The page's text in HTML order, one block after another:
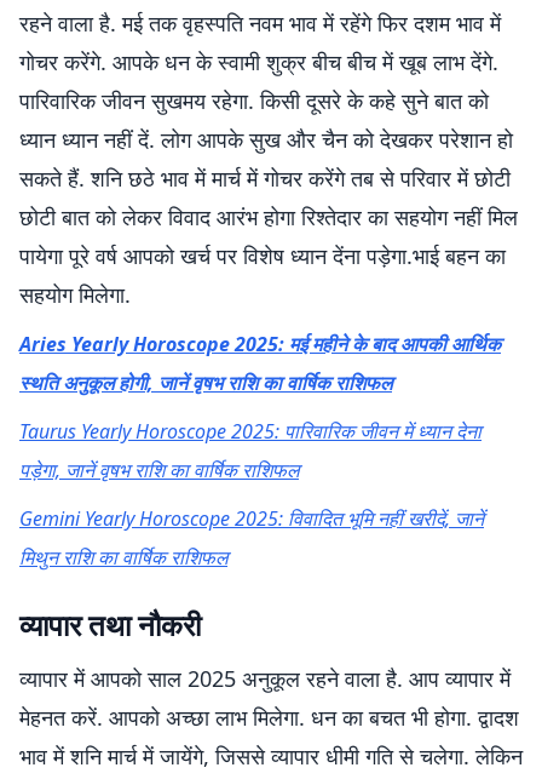
रहने वाला है. मई तक वृहस्पति नवम भाव में रहेंगे फिर दशम भाव में
गोचर करेंगे. आपके धन के स्वामी शुक्र बीच बीच में खूब लाभ देंगे.
पारिवारिक जीवन सुखमय रहेगा. किसी दूसरे के कहे सुने बात को
ध्यान ध्यान नहीं दें. लोग आपके सुख और चैन को देखकर परेशान हो
सकते हैं. शनि छठे भाव में मार्च में गोचर करेंगे तब से परिवार में छोटी
छोटी बात को लेकर विवाद आरंभ होगा रिश्तेदार का सहयोग नहीं मिल
पायेगा पूरे वर्ष आपको खर्च पर विशेष ध्यान देंना पड़ेगा.भाई बहन का
सहयोग मिलेगा.
Aries Yearly Horoscope 2025: मई महीने के बाद आपकी आर्थिक
स्थति अनुकूल होगी, जानें वृषभ राशि का वार्षिक राशिफल
Taurus Yearly Horoscope 2025: पारिवारिक जीवन में ध्यान देना
पड़ेगा, जानें वृषभ राशि का वार्षिक राशिफल
Gemini Yearly Horoscope 2025: विवादित भूमि नहीं खरीदें, जानें
मिथुन राशि का वार्षिक राशिफल
व्यापार तथा नौकरी
व्यापार में आपको साल 2025 अनुकूल रहने वाला है. आप व्यापार में
मेहनत करें. आपको अच्छा लाभ मिलेगा. धन का बचत भी होगा. द्वादश
भाव में शनि मार्च में जायेंगे, जिससे व्यापार धीमी गति से चलेगा. लेकिन